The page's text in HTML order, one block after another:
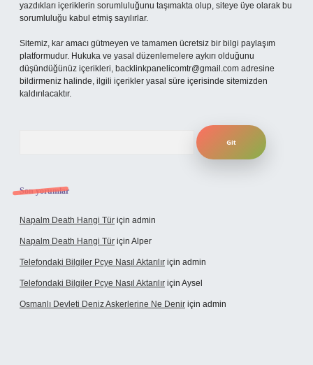
yazdıkları içeriklerin sorumluluğunu taşımakta olup, siteye üye olarak bu
sorumluluğu kabul etmiş sayılırlar.
Sitemiz, kar amacı gütmeyen ve tamamen ücretsiz bir bilgi paylaşım
platformudur. Hukuka ve yasal düzenlemelere aykırı olduğunu
düşündüğünüz içerikleri, backlinkpanelicomtr@gmail.com adresine
bildirmeniz halinde, ilgili içerikler yasal süre içerisinde sitemizden
kaldırılacaktır.
Son yorumlar
Napalm Death Hangi Tür için admin
Napalm Death Hangi Tür için Alper
Telefondaki Bilgiler Pcye Nasıl Aktarılır için admin
Telefondaki Bilgiler Pcye Nasıl Aktarılır için Aysel
Osmanlı Devleti Deniz Askerlerine Ne Denir için admin